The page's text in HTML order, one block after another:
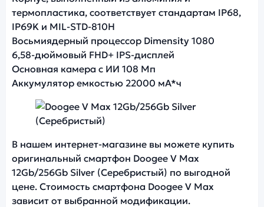
термопластика, соответствует стандартам IP68,
IP69K и MIL-STD-810H
Восьмиядерный процессор Dimensity 1080
6,58-дюймовый FHD+ IPS-дисплей
Основная камера с ИИ 108 Мп
Аккумулятор емкостью 22000 мА*ч
В нашем интернет-магазине вы можете купить
оригинальный смартфон Doogee V Max
12Gb/256Gb Silver (Серебристый) по выгодной
цене. Стоимость смартфона Doogee V Max
зависит от выбранной модификации.